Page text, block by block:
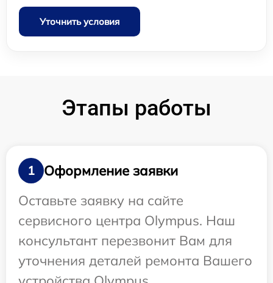
Уточнить условия
Этапы работы
1
Оформление заявки
Оставьте заявку на сайте
сервисного центра Olympus. Наш
консультант перезвонит Вам для
уточнения деталей ремонта Вашего